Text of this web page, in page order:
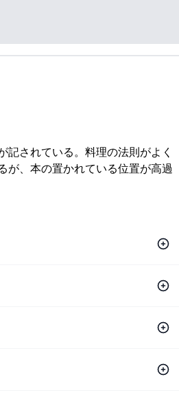
されている。料理の法則がよく
、本の置かれている位置が高過